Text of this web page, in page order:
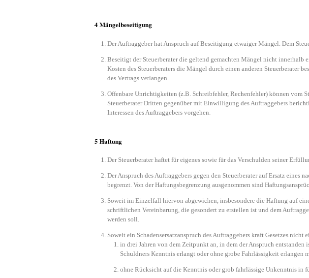
4 Mängelbeseitigung
Der Auftraggeber hat Anspruch auf Beseitigung etwaiger Mängel. Dem
Beseitigt der Steuerberater die geltend gemachten Mängel nicht innerhalb
Kosten des Steuerberaters die Mängel durch einen anderen Steuerberater
des Vertrags verlangen.
Offenbare Unrichtigkeiten (z.B. Schreibfehler, Rechenfehler) können vom
Steuerberater Dritten gegenüber mit Einwilligung des Auftraggebers
Interessen des Auftraggebers vorgehen.
5 Haftung
Der Steuerberater haftet für eigenes sowie für das Verschulden seiner
Der Anspruch des Auftraggebers gegen den Steuerberater auf Ersatz
begrenzt. Von der Haftungsbegrenzung ausgenommen sind
Soweit im Einzelfall hiervon abgewichen, insbesondere die Haftung auf
schriftlichen Vereinbarung, die gesondert zu erstellen ist und dem
werden soll.
Soweit ein Schadensersatzanspruch des Auftraggebers kraft Gesetzes
in drei Jahren von dem Zeitpunkt an, in dem der Anspruch entstanden
Schuldners Kenntnis erlangt oder ohne grobe Fahrlässigkeit erlangen
ohne Rücksicht auf die Kenntnis oder grob fahrlässige Unkenntnis in